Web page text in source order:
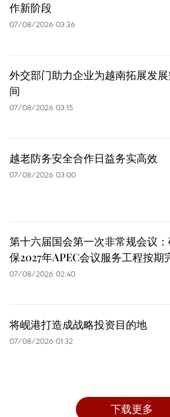
作新阶段
07/08/2026 03:36
外交部门助力企业为越南拓展发
间
07/08/2026 03:15
越老防务安全合作日益务实高效
07/08/2026 03:00
第十六届国会第一次非常规会议
保2027年APEC会议服务工程按期
07/08/2026 02:40
将岘港打造成战略投资目的地
07/08/2026 01:32
下载更多